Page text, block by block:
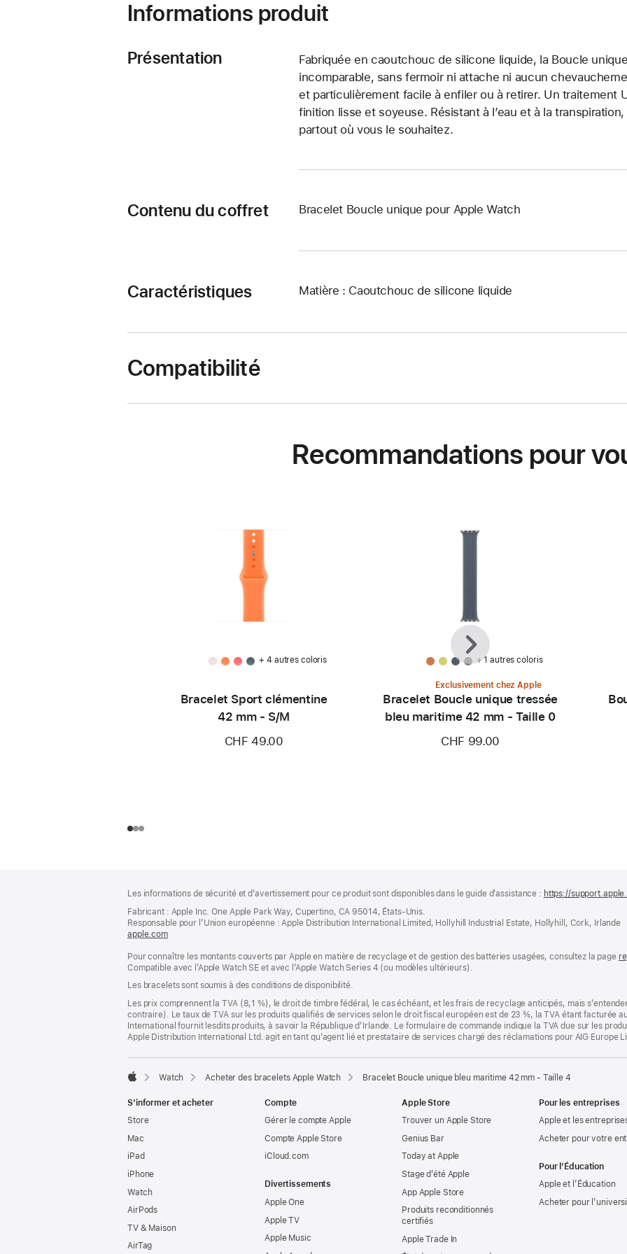
Informations produit
Présentation
Fabriquée en caoutchouc de silicone liquide, la Boucle
incomparable, sans fermoir ni attache ni aucun
et particulièrement facile à enfiler ou à retirer. Un traitement
finition lisse et soyeuse. Résistant à l’eau et à la
partout où vous le souhaitez.
Contenu du coffret Bracelet Boucle unique pour Apple Watch
Caractéristiques Matière : Caoutchouc de silicone liquide
Compatibilité
Recommandations pour
+ 4 autres coloris
Bracelet Sport clémentine
42 mm - S/M
CHF 49.00
+ 1 autres coloris
Exclusivement chez Apple
Bracelet Boucle unique tressée
bleu maritime 42 mm - Taille 0
CHF 99.00
Précédent
Suivant
de
page
de
bas
de
page
Les informations de sécurité et d’avertissement pour ce produit sont disponibles dans le guide d’assistance : https://
Fabricant : Apple Inc. One Apple Park Way, Cupertino, CA 95014, États-Unis.
Responsable pour l’Union européenne : Apple Distribution International Limited, Hollyhill Industrial Estate, Hollyhill, Cork, Irlande
apple.com(s’ouvre
une
nouvelle
Pour connaître les montants couverts par Apple en matière de recyclage et de gestion des batteries usagées, consultez la page
Compatible avec l’Apple Watch SE et avec l’Apple Watch Series 4 (ou modèles ultérieurs).
Les bracelets sont soumis à des conditions de disponibilité.
Les prix comprennent la TVA (8,1 %), le droit de timbre fédéral, le cas échéant, et les frais de recyclage anticipés, mais
contraire). Le taux de TVA sur les produits qualifiés de services selon le droit fiscal européen est de 23 %, la TVA étant facturée
International fournit lesdits produits, à savoir la République d’Irlande. Le formulaire de commande indique la TVA due sur les
Apple Distribution International Ltd. agit en tant qu’agent lié et prestataire de services chargé des réclamations pour AIG Europe
Watch Acheter des bracelets Apple Watch Bracelet Boucle unique bleu maritime 42 mm - Taille 4
S’informer et acheter
Store
Mac
iPad
iPhone
Watch
AirPods
TV & Maison
AirTag
Compte
Gérer le compte Apple
Compte Apple Store
iCloud.com
Divertissements
Apple One
Apple TV
Apple Music
Apple Store
Trouver un Apple Store
Genius Bar
Today at Apple
Stage d’été Apple
App Apple Store
Produits reconditionnés
certifiés
Apple Trade In
Pour les entreprises
Apple et les
Acheter pour votre
Pour l’Éducation
Apple et l’Éducation
Acheter pour